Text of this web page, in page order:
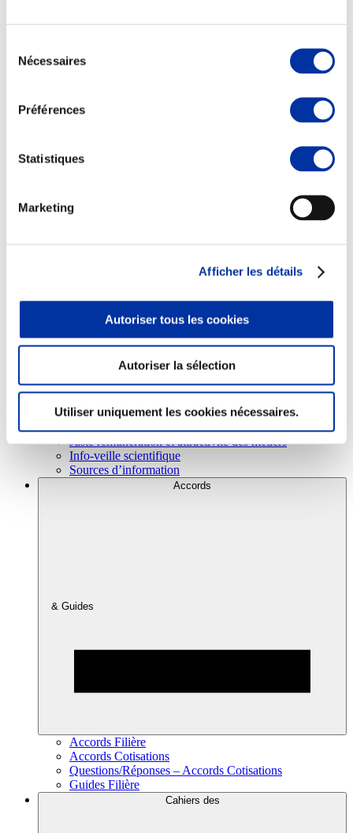
Nécessaires
Préférences
Statistiques
Marketing
Afficher les détails
Autoriser tous les cookies
Autoriser la sélection
Utiliser uniquement les cookies nécessaires.
Sécurité sanitaire
Viandes et santé
Juste rémunération et attractivité des métiers
Info-veille scientifique
Sources d’information
Accords
& Guides
Accords Filière
Accords Cotisations
Questions/Réponses – Accords Cotisations
Guides Filière
Cahiers des